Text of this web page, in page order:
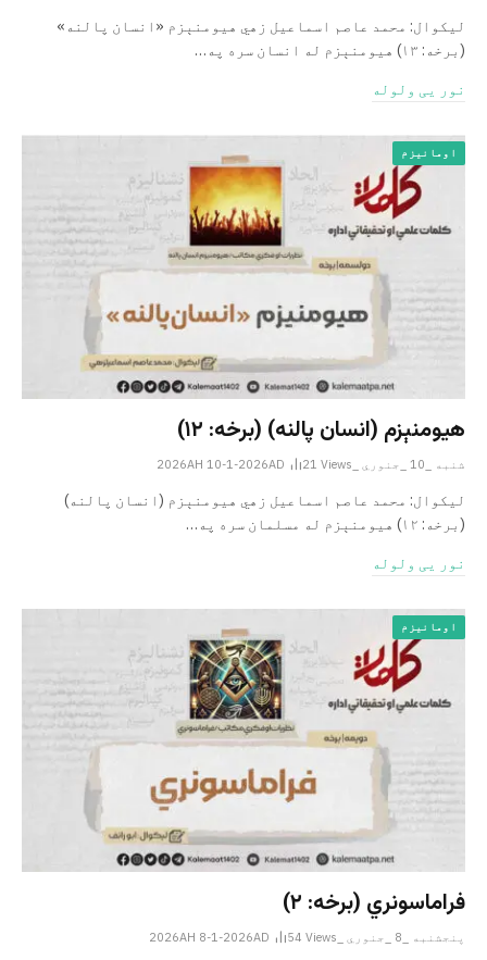
لیکوال: محمد عاصم اسماعیل ­زهي هیومنېزم «انسان ‌پالنه»
(برخه: ۱۳) هیومنېزم له انسان سره په…
نور یی ولوله
اومانیزم
هیومنېزم (انسان ‌پالنه) (برخه: ۱۲)
شنبه _10 _جنوري _2026AH 10-1-2026AD 21 Views
لیکوال: محمد عاصم اسماعیل ­زهي هیومنېزم (انسان ‌پالنه)
(برخه: ۱۲) هیومنېزم له مسلمان سره په…
نور یی ولوله
اومانیزم
فراماسونري (برخه: ۲)
پنجشنبه _8 _جنوري _2026AH 8-1-2026AD 54 Views